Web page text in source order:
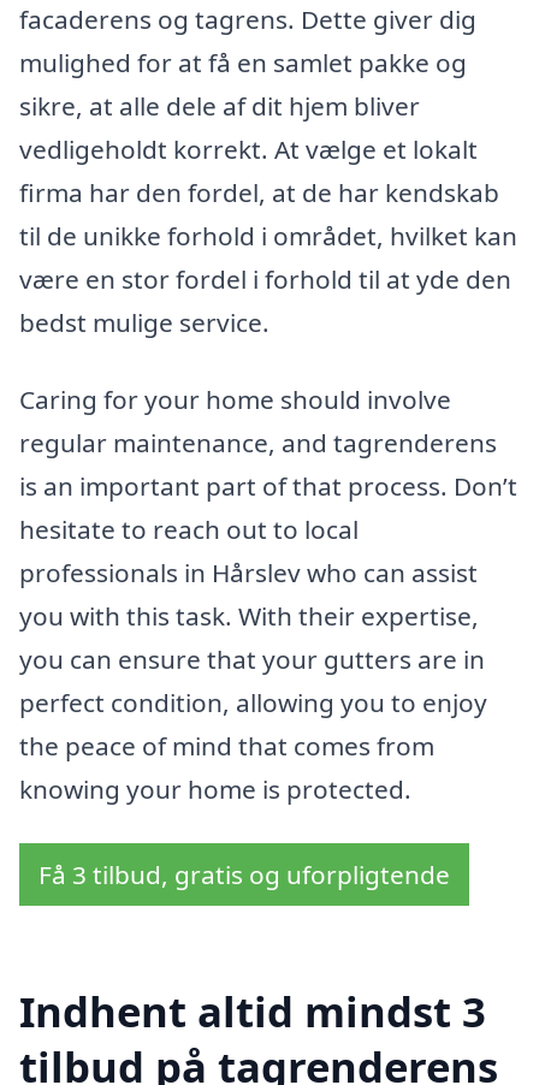
facaderens og tagrens. Dette giver dig
mulighed for at få en samlet pakke og
sikre, at alle dele af dit hjem bliver
vedligeholdt korrekt. At vælge et lokalt
firma har den fordel, at de har kendskab
til de unikke forhold i området, hvilket kan
være en stor fordel i forhold til at yde den
bedst mulige service.
Caring for your home should involve
regular maintenance, and tagrenderens
is an important part of that process. Don’t
hesitate to reach out to local
professionals in Hårslev who can assist
you with this task. With their expertise,
you can ensure that your gutters are in
perfect condition, allowing you to enjoy
the peace of mind that comes from
knowing your home is protected.
Få 3 tilbud, gratis og uforpligtende
Indhent altid mindst 3
tilbud på tagrenderens